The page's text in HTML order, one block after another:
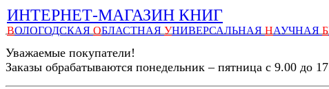
ИНТЕРНЕТ-МАГАЗИН КНИГ
ВОЛОГОДСКАЯ ОБЛАСТНАЯ УНИВЕРСАЛЬНАЯ НАУЧНАЯ Б
Уважаемые покупатели!
Заказы обрабатываются понедельник – пятница с 9.00 до